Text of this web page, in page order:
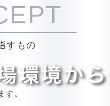
すもの
。